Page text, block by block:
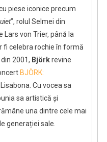
piese iconice precum
”, rolul Selmei din
Lars von Trier, până la
fi celebra rochie în formă
2001, Björkrevine
BJÖRK:
Cu vocea sa
sa artistică și
una dintre cele mai
generației sale.